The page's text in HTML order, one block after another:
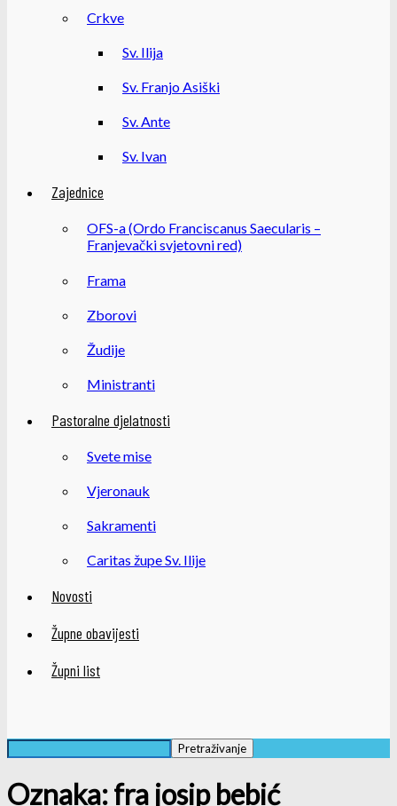
Crkve
Sv. Ilija
Sv. Franjo Asiški
Sv. Ante
Sv. Ivan
Zajednice
OFS-a (Ordo Franciscanus Saecularis –
Franjevački svjetovni red)
Frama
Zborovi
Žudije
Ministranti
Pastoralne djelatnosti
Svete mise
Vjeronauk
Sakramenti
Caritas župe Sv. Ilije
Novosti
Župne obavijesti
Župni list
Oznaka: fra josip bebić